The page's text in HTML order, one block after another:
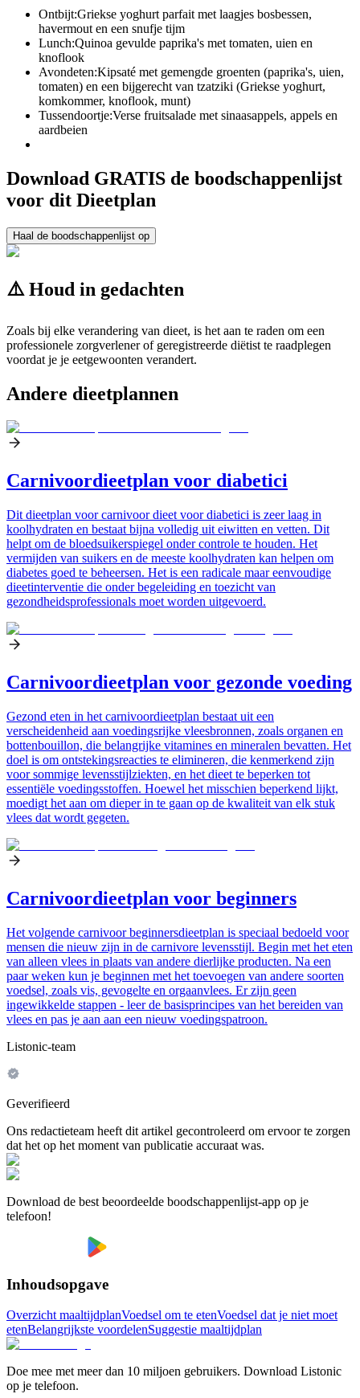
Ontbijt:Griekse yoghurt parfait met laagjes bosbessen,
havermout en een snufje tijm
Lunch:Quinoa gevulde paprika's met tomaten, uien en
knoflook
Avondeten:Kipsaté met gemengde groenten (paprika's, uien,
tomaten) en een bijgerecht van tzatziki (Griekse yoghurt,
komkommer, knoflook, munt)
Tussendoortje:Verse fruitsalade met sinaasappels, appels en
aardbeien
Download GRATIS de boodschappenlijst
voor dit Dieetplan
Haal de boodschappenlijst op
⚠️ Houd in gedachten
Zoals bij elke verandering van dieet, is het aan te raden om een
professionele zorgverlener of geregistreerde diëtist te raadplegen
voordat je je eetgewoonten verandert.
Andere dieetplannen
Carnivoordieetplan voor diabetici
Dit dieetplan voor carnivoor dieet voor diabetici is zeer laag in
koolhydraten en bestaat bijna volledig uit eiwitten en vetten. Dit
helpt om de bloedsuikerspiegel onder controle te houden. Het
vermijden van suikers en de meeste koolhydraten kan helpen om
diabetes goed te beheersen. Het is een radicale maar eenvoudige
dieetinterventie die onder begeleiding en toezicht van
gezondheidsprofessionals moet worden uitgevoerd.
Carnivoordieetplan voor gezonde voeding
Gezond eten in het carnivoordieetplan bestaat uit een
verscheidenheid aan voedingsrijke vleesbronnen, zoals organen en
bottenbouillon, die belangrijke vitamines en mineralen bevatten. Het
doel is om ontstekingsreacties te elimineren, die kenmerkend zijn
voor sommige levensstijlziekten, en het dieet te beperken tot
essentiële voedingsstoffen. Hoewel het misschien beperkend lijkt,
moedigt het aan om dieper in te gaan op de kwaliteit van elk stuk
vlees dat wordt gegeten.
Carnivoordieetplan voor beginners
Het volgende carnivoor beginnersdieetplan is speciaal bedoeld voor
mensen die nieuw zijn in de carnivore levensstijl. Begin met het eten
van alleen vlees in plaats van andere dierlijke producten. Na een
paar weken kun je beginnen met het toevoegen van andere soorten
voedsel, zoals vis, gevogelte en orgaanvlees. Er zijn geen
ingewikkelde stappen - leer de basisprincipes van het bereiden van
vlees en pas je aan aan een nieuw voedingspatroon.
Listonic-team
Geverifieerd
Ons redactieteam heeft dit artikel gecontroleerd om ervoor te zorgen
dat het op het moment van publicatie accuraat was.
Download de best beoordeelde boodschappenlijst-app op je
telefoon!
Inhoudsopgave
Overzicht maaltijdplanVoedsel om te etenVoedsel dat je niet moet
etenBelangrijkste voordelenSuggestie maaltijdplan
Doe mee met meer dan 10 miljoen gebruikers. Download Listonic
op je telefoon.